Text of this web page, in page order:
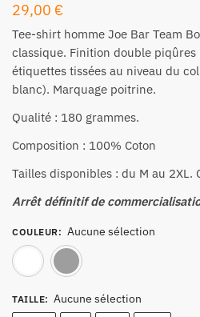
29,00 €
Tee-shirt homme Joe Bar Team
classique. Finition double piqûres
étiquettes tissées au niveau du
blanc). Marquage poitrine.
Qualité : 180 grammes.
Composition : 100% Coton
Tailles disponibles : du M au 2XL.
Arrêt définitif de
COULEUR: Aucune sélection
TAILLE: Aucune sélection